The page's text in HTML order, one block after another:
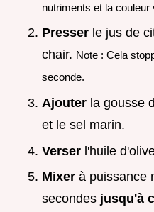
nutriments et la couleur
Presser le jus de
chair. Note : Cela
seconde.
Ajouter la gousse
et le sel marin.
Verser l'huile
Mixer à puissance
secondes jusqu'à